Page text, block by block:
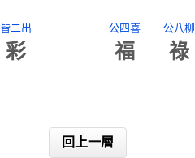
皆二出
彩
公四喜
福
公八柳
祿
回上一層